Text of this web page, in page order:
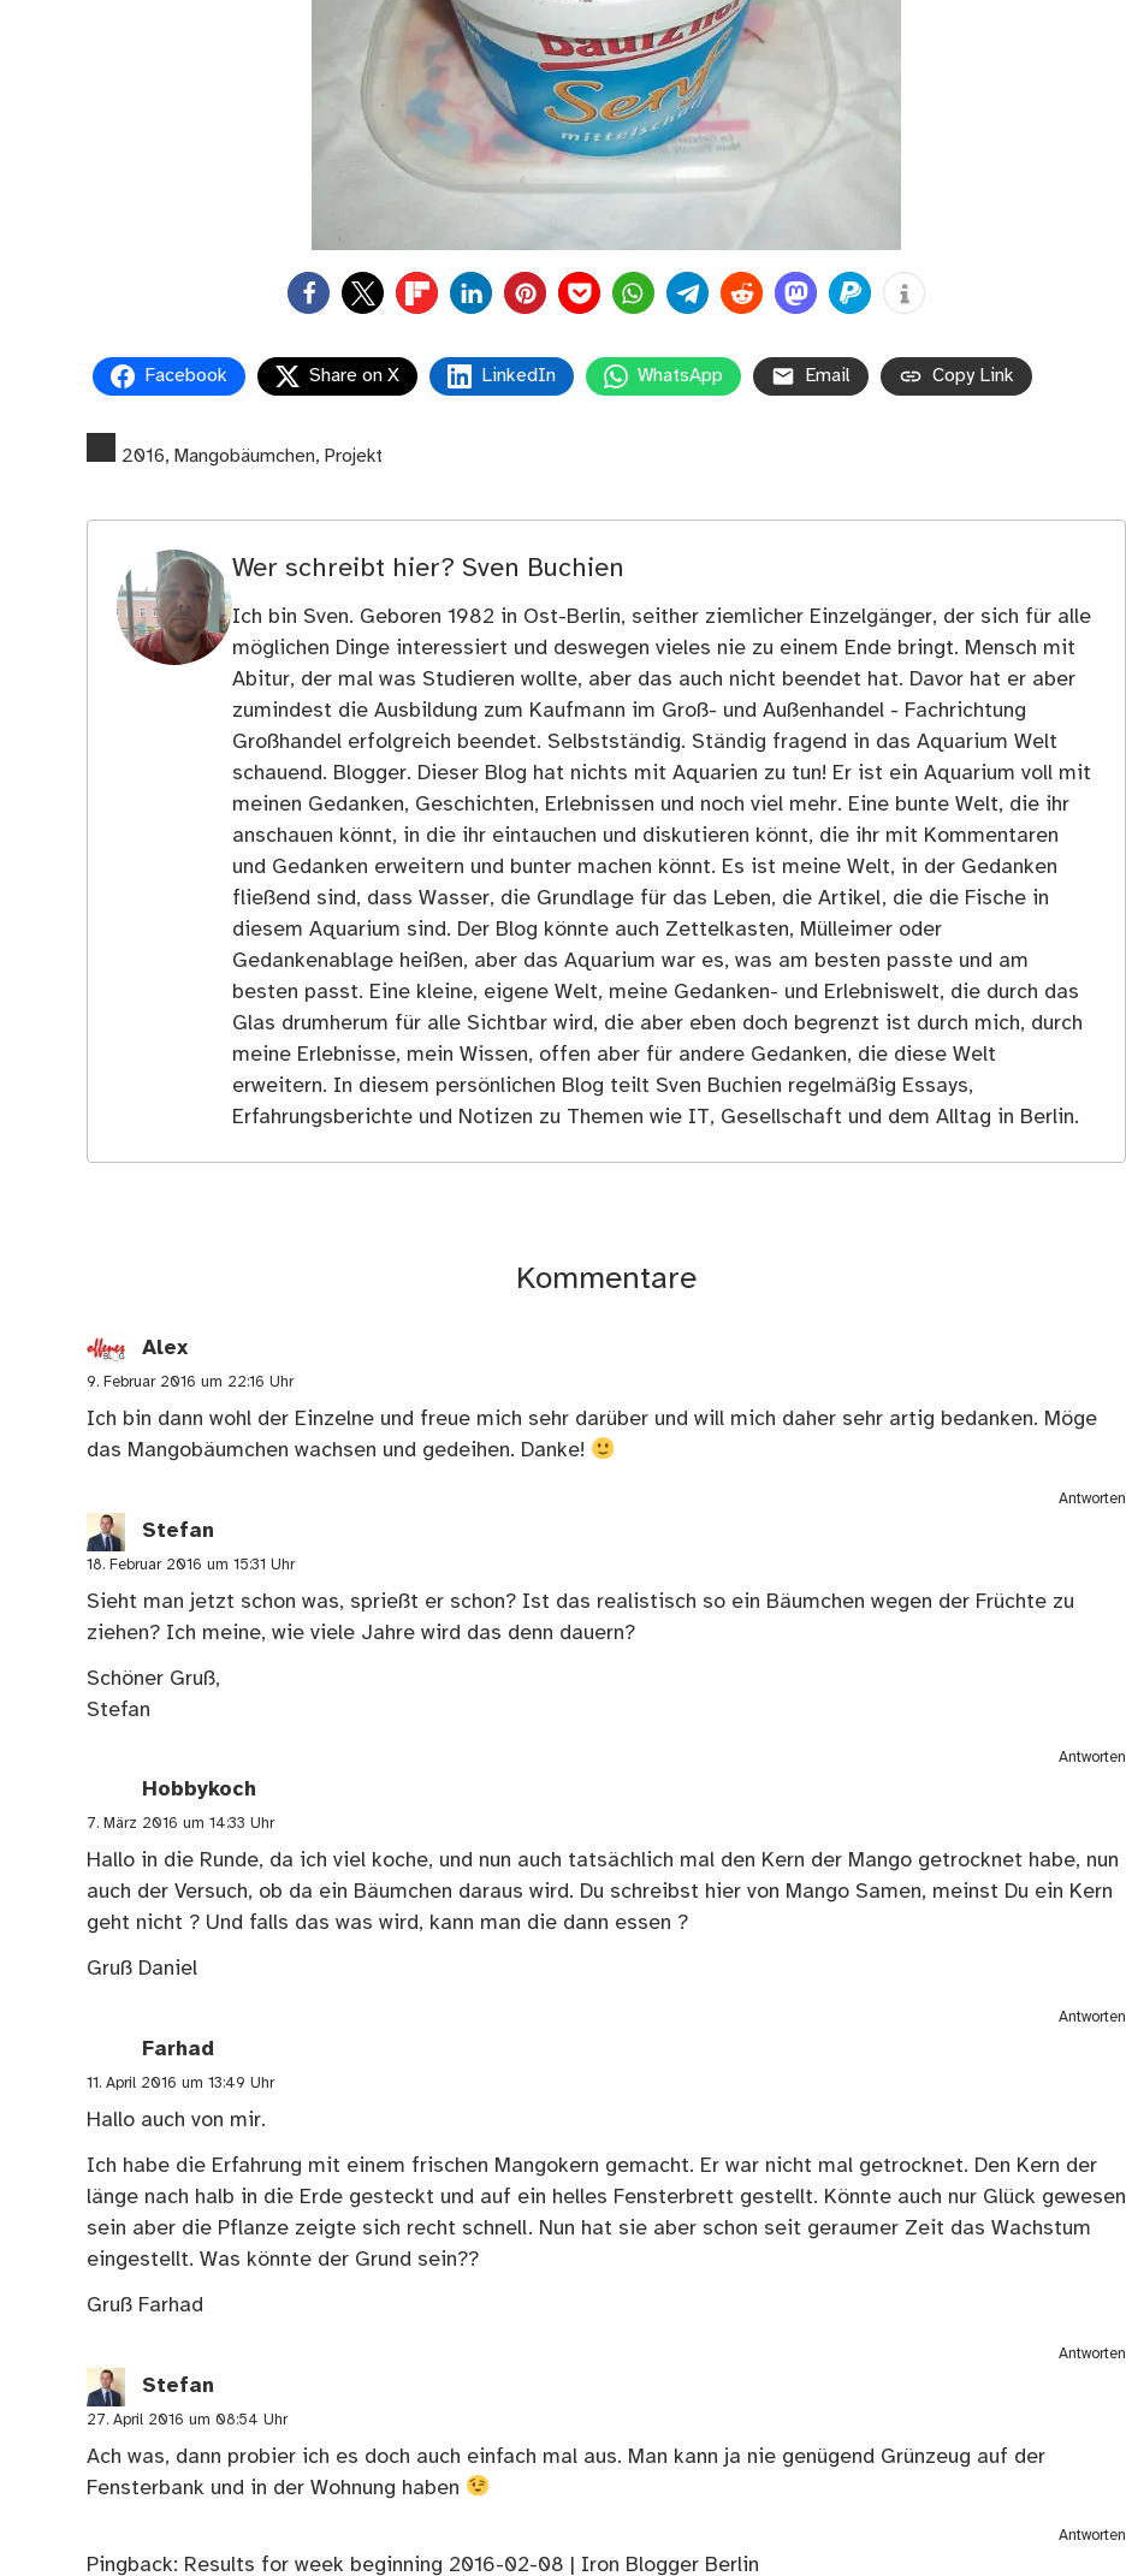
0
Facebook Share on X LinkedIn WhatsApp Email Copy Link
2016, Mangobäumchen, Projekt
Wer schreibt hier? Sven Buchien
Ich bin Sven. Geboren 1982 in Ost-Berlin, seither ziemlicher Einzelgänger, der sich für alle
möglichen Dinge interessiert und deswegen vieles nie zu einem Ende bringt. Mensch mit
Abitur, der mal was Studieren wollte, aber das auch nicht beendet hat. Davor hat er aber
zumindest die Ausbildung zum Kaufmann im Groß- und Außenhandel - Fachrichtung
Großhandel erfolgreich beendet. Selbstständig. Ständig fragend in das Aquarium Welt
schauend. Blogger. Dieser Blog hat nichts mit Aquarien zu tun! Er ist ein Aquarium voll mit
meinen Gedanken, Geschichten, Erlebnissen und noch viel mehr. Eine bunte Welt, die ihr
anschauen könnt, in die ihr eintauchen und diskutieren könnt, die ihr mit Kommentaren
und Gedanken erweitern und bunter machen könnt. Es ist meine Welt, in der Gedanken
fließend sind, dass Wasser, die Grundlage für das Leben, die Artikel, die die Fische in
diesem Aquarium sind. Der Blog könnte auch Zettelkasten, Mülleimer oder
Gedankenablage heißen, aber das Aquarium war es, was am besten passte und am
besten passt. Eine kleine, eigene Welt, meine Gedanken- und Erlebniswelt, die durch das
Glas drumherum für alle Sichtbar wird, die aber eben doch begrenzt ist durch mich, durch
meine Erlebnisse, mein Wissen, offen aber für andere Gedanken, die diese Welt
erweitern. In diesem persönlichen Blog teilt Sven Buchien regelmäßig Essays,
Erfahrungsberichte und Notizen zu Themen wie IT, Gesellschaft und dem Alltag in Berlin.
Kommentare
Alex
9. Februar 2016 um 22:16 Uhr
Ich bin dann wohl der Einzelne und freue mich sehr darüber und will mich daher sehr artig bedanken. Möge
das Mangobäumchen wachsen und gedeihen. Danke!
Antworten
Stefan
18. Februar 2016 um 15:31 Uhr
Sieht man jetzt schon was, sprießt er schon? Ist das realistisch so ein Bäumchen wegen der Früchte zu
ziehen? Ich meine, wie viele Jahre wird das denn dauern?
Schöner Gruß,
Stefan
Antworten
Hobbykoch
7. März 2016 um 14:33 Uhr
Hallo in die Runde, da ich viel koche, und nun auch tatsächlich mal den Kern der Mango getrocknet habe, nun
auch der Versuch, ob da ein Bäumchen daraus wird. Du schreibst hier von Mango Samen, meinst Du ein Kern
geht nicht ? Und falls das was wird, kann man die dann essen ?
Gruß Daniel
Antworten
Farhad
11. April 2016 um 13:49 Uhr
Hallo auch von mir.
Ich habe die Erfahrung mit einem frischen Mangokern gemacht. Er war nicht mal getrocknet. Den Kern der
länge nach halb in die Erde gesteckt und auf ein helles Fensterbrett gestellt. Könnte auch nur Glück gewesen
sein aber die Pflanze zeigte sich recht schnell. Nun hat sie aber schon seit geraumer Zeit das Wachstum
eingestellt. Was könnte der Grund sein??
Gruß Farhad
Antworten
Stefan
27. April 2016 um 08:54 Uhr
Ach was, dann probier ich es doch auch einfach mal aus. Man kann ja nie genügend Grünzeug auf der
Fensterbank und in der Wohnung haben
Antworten
Pingback: Results for week beginning 2016-02-08 | Iron Blogger Berlin